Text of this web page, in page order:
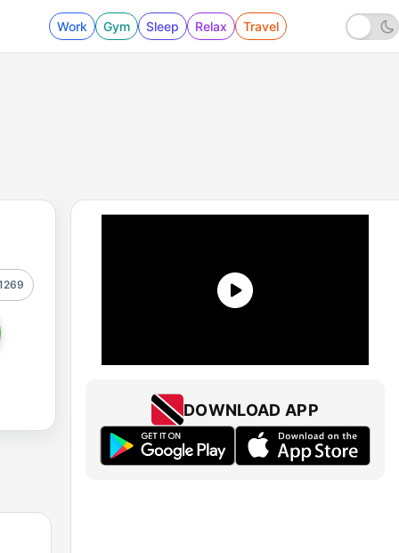
Work Gym Sleep Relax Travel
DOWNLOAD APP